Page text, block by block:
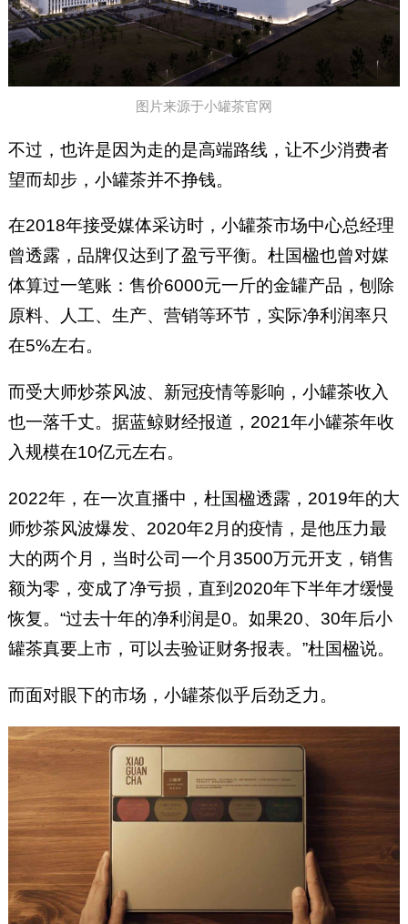
图片来源于小罐茶官网
不过，也许是因为走的是高端路线，让不少消费者
望而却步，小罐茶并不挣钱。
在2018年接受媒体采访时，小罐茶市场中心总经理
曾透露，品牌仅达到了盈亏平衡。杜国楹也曾对媒
体算过一笔账：售价6000元一斤的金罐产品，刨除
原料、人工、生产、营销等环节，实际净利润率只
在5%左右。
而受大师炒茶风波、新冠疫情等影响，小罐茶收入
也一落千丈。据蓝鲸财经报道，2021年小罐茶年收
入规模在10亿元左右。
2022年，在一次直播中，杜国楹透露，2019年的大
师炒茶风波爆发、2020年2月的疫情，是他压力最
大的两个月，当时公司一个月3500万元开支，销售
额为零，变成了净亏损，直到2020年下半年才缓慢
恢复。“过去十年的净利润是0。如果20、30年后小
罐茶真要上市，可以去验证财务报表。”杜国楹说。
而面对眼下的市场，小罐茶似乎后劲乏力。